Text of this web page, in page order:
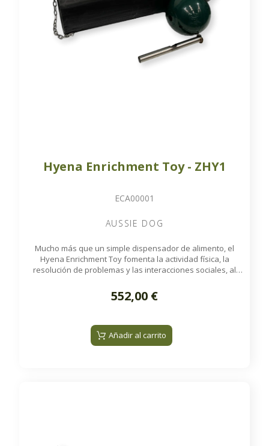
Hyena Enrichment Toy - ZHY1
ECA00001
AUSSIE DOG
Mucho más que un simple dispensador de alimento, el
Hyena Enrichment Toy fomenta la actividad física, la
resolución de problemas y las interacciones sociales, al
observados en estado salvaje.
552,00 €
Añadir al carrito